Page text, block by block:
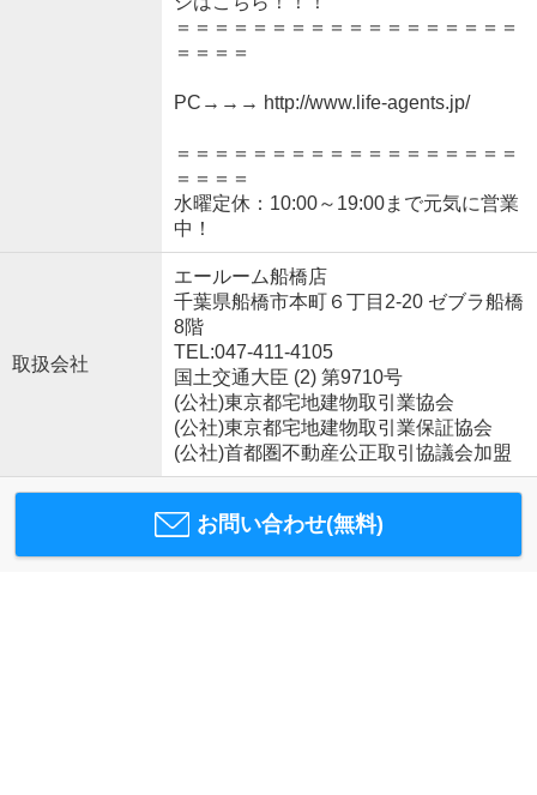
＝＝＝＝＝＝＝＝＝＝＝＝＝＝＝＝＝＝
＝＝＝＝
PC→→→ http://www.life-agents.jp/
＝＝＝＝＝＝＝＝＝＝＝＝＝＝＝＝＝＝
＝＝＝＝
水曜定休：10:00～19:00まで元気に営業
中！
取扱会社
エールーム船橋店
千葉県船橋市本町６丁目2-20 ゼブラ船橋
8階
TEL:047-411-4105
国土交通大臣 (2) 第9710号
(公社)東京都宅地建物取引業協会
(公社)東京都宅地建物取引業保証協会
(公社)首都圏不動産公正取引協議会加盟
お問い合わせ(無料)